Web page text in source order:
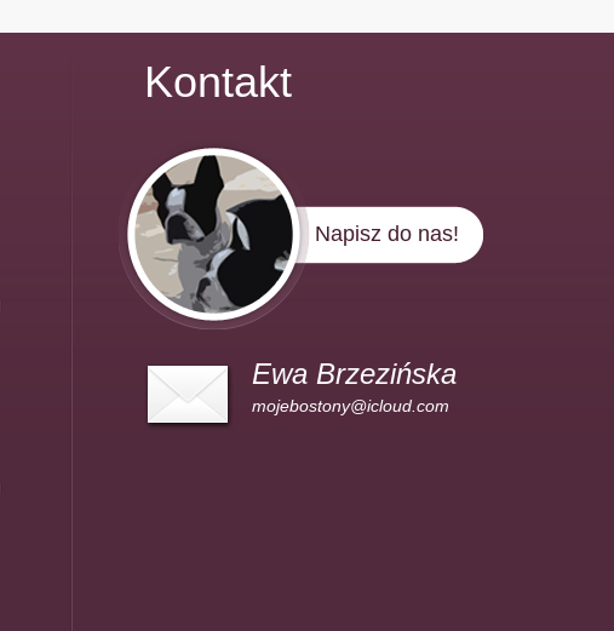
Kontakt
Napisz do nas!
Ewa Brzezińska
mojebostony@icloud.com